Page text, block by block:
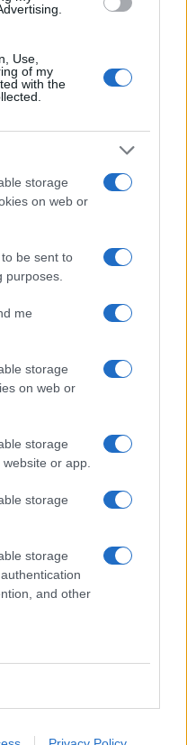
Use,
of my
with the
storage
on web or
be sent to
purposes.
me
storage
on web or
storage
or app.
storage
storage
and other
LAVORA CON NOI
Comunicazione n. 37512
esclusivamente una
della fonte corretta